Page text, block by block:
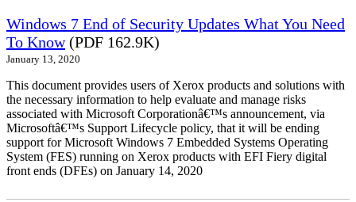
Windows 7 End of Security Updates What You Need
To Know(PDF 162.9K)
January 13, 2020
This document provides users of Xerox products and solutions with
the necessary information to help evaluate and manage risks
associated with Microsoft Corporationâ€™s announcement, via
Microsoftâ€™s Support Lifecycle policy, that it will be ending
support for Microsoft Windows 7 Embedded Systems Operating
System (FES) running on Xerox products with EFI Fiery digital
front ends (DFEs) on January 14, 2020